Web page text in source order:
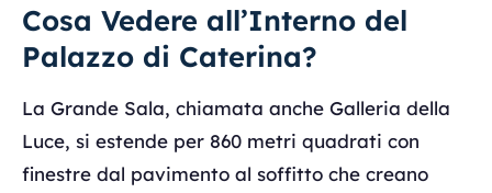
Cosa Vedere all’Interno del
Palazzo di Caterina?
La Grande Sala, chiamata anche Galleria della
Luce, si estende per 860 metri quadrati con
finestre dal pavimento al soffitto che creano